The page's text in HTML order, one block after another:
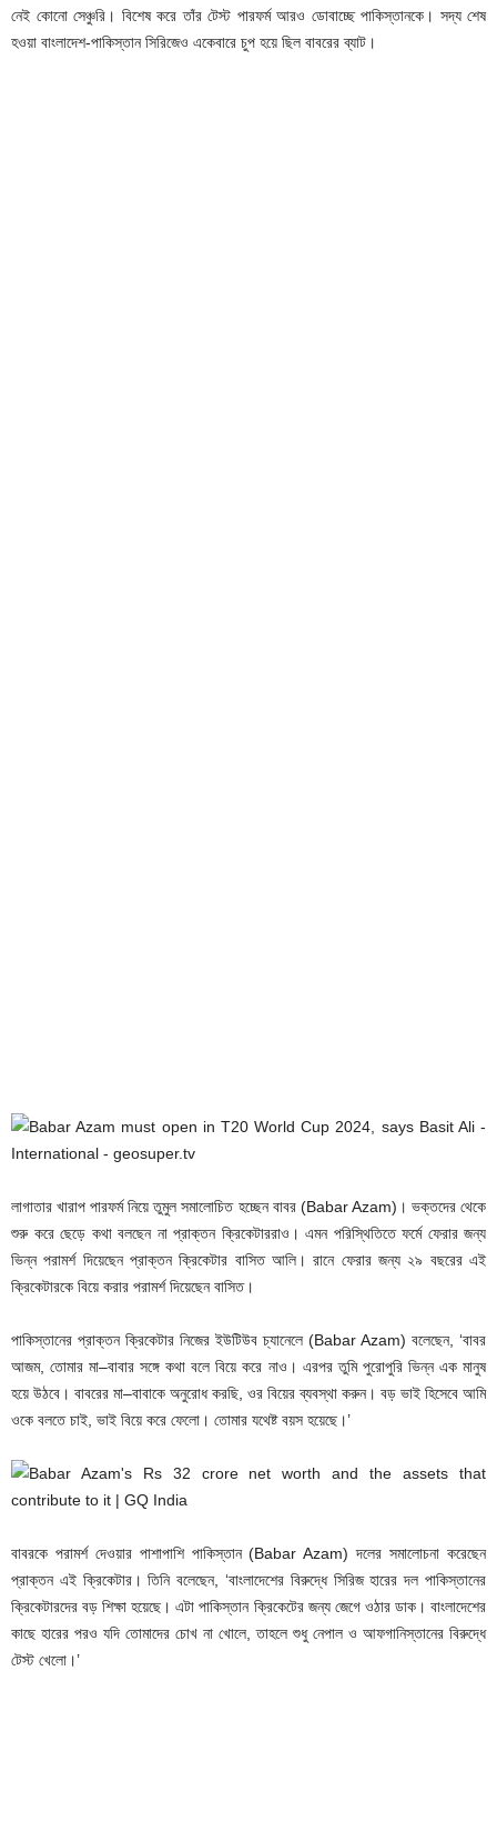
নেই কোনো সেঞ্চুরি। বিশেষ করে তাঁর টেস্ট পারফর্ম আরও ডোবাচ্ছে পাকিস্তানকে। সদ্য শেষ
হওয়া বাংলাদেশ-পাকিস্তান সিরিজেও একেবারে চুপ হয়ে ছিল বাবরের ব্যাট।
লাগাতার খারাপ পারফর্ম নিয়ে তুমুল সমালোচিত হচ্ছেন বাবর (Babar Azam)। ভক্তদের থেকে
শুরু করে ছেড়ে কথা বলছেন না প্রাক্তন ক্রিকেটাররাও। এমন পরিস্থিতিতে ফর্মে ফেরার জন্য
ভিন্ন পরামর্শ দিয়েছেন প্রাক্তন ক্রিকেটার বাসিত আলি। রানে ফেরার জন্য ২৯ বছরের এই
ক্রিকেটারকে বিয়ে করার পরামর্শ দিয়েছেন বাসিত।
পাকিস্তানের প্রাক্তন ক্রিকেটার নিজের ইউটিউব চ্যানেলে (Babar Azam) বলেছেন, ‘বাবর
আজম, তোমার মা–বাবার সঙ্গে কথা বলে বিয়ে করে নাও। এরপর তুমি পুরোপুরি ভিন্ন এক মানুষ
হয়ে উঠবে। বাবরের মা–বাবাকে অনুরোধ করছি, ওর বিয়ের ব্যবস্থা করুন। বড় ভাই হিসেবে আমি
ওকে বলতে চাই, ভাই বিয়ে করে ফেলো। তোমার যথেষ্ট বয়স হয়েছে।’
বাবরকে পরামর্শ দেওয়ার পাশাপাশি পাকিস্তান (Babar Azam) দলের সমালোচনা করেছেন
প্রাক্তন এই ক্রিকেটার। তিনি বলেছেন, ‘বাংলাদেশের বিরুদ্ধে সিরিজ হারের দল পাকিস্তানের
ক্রিকেটারদের বড় শিক্ষা হয়েছে। এটা পাকিস্তান ক্রিকেটের জন্য জেগে ওঠার ডাক। বাংলাদেশের
কাছে হারের পরও যদি তোমাদের চোখ না খোলে, তাহলে শুধু নেপাল ও আফগানিস্তানের বিরুদ্ধে
টেস্ট খেলো।’